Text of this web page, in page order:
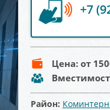
+7
Цена: от
Район: